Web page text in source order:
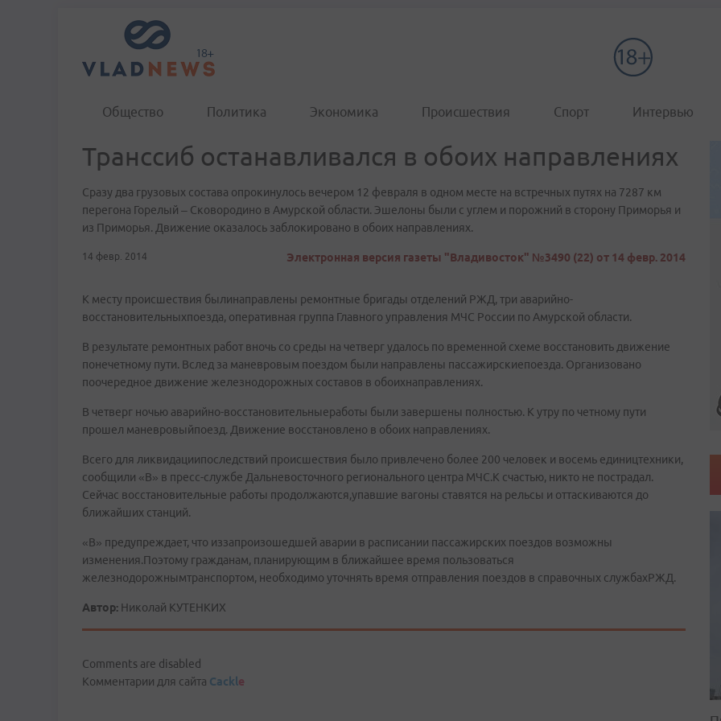
Общество Политика Экономика Происшествия Спорт Интервью
Транссиб останавливался в обоих направлениях
Сразу два грузовых состава опрокинулось вечером 12 февраля в одном месте на встречных путях на 7287 км
перегона Горелый – Сковородино в Амурской области. Эшелоны были с углем и порожний в сторону Приморья и
из Приморья. Движение оказалось заблокировано в обоих направлениях.
14 февр. 2014 Электронная версия газеты "Владивосток" №3490 (22) от 14 февр. 2014
К месту происшествия былинаправлены ремонтные бригады отделений РЖД, три аварийно­-
восстановительныхпоезда, оперативная группа Главного управления МЧС России по Амурской области.
В результате ремонтных работ вночь со среды на четверг удалось по временной схеме восстановить движение
понечетному пути. Вслед за маневровым поездом были направлены пассажирскиепоезда. Организовано
поочередное движение железнодорожных составов в обоихнаправлениях.
В четверг ночью аварийно­-восстановительныеработы были завершены полностью. К утру по четному пути
прошел маневровыйпоезд. Движение восстановлено в обоих направлениях.
Всего для ликвидациипоследствий происшествия было привлечено более 200 человек и восемь едиництехники,
сообщили «В» в пресс-­службе Дальневосточного регионального центра МЧС.К счастью, никто не пострадал.
Сейчас восстановительные работы продолжаются,упавшие вагоны ставятся на рельсы и оттаскиваются до
ближайших станций.
«В» предупреждает, что из­запроизошедшей аварии в расписании пассажирских поездов возможны
изменения.Поэтому гражданам, планирующим в ближайшее время пользоваться
железнодорожнымтранспортом, необходимо уточнять время отправления поездов в справочных службахРЖД.
Автор: Николай КУТЕНКИХ
Comments are disabled
Комментарии для сайта Cackle